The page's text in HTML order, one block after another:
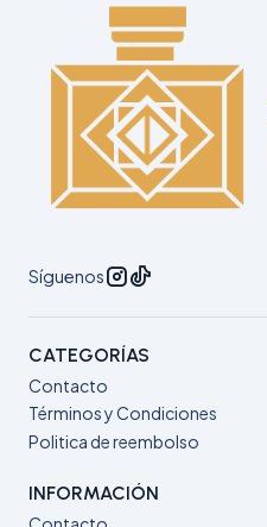
Síguenos
CATEGORÍAS
Contacto
Términos y Condiciones
Politica de reembolso
INFORMACIÓN